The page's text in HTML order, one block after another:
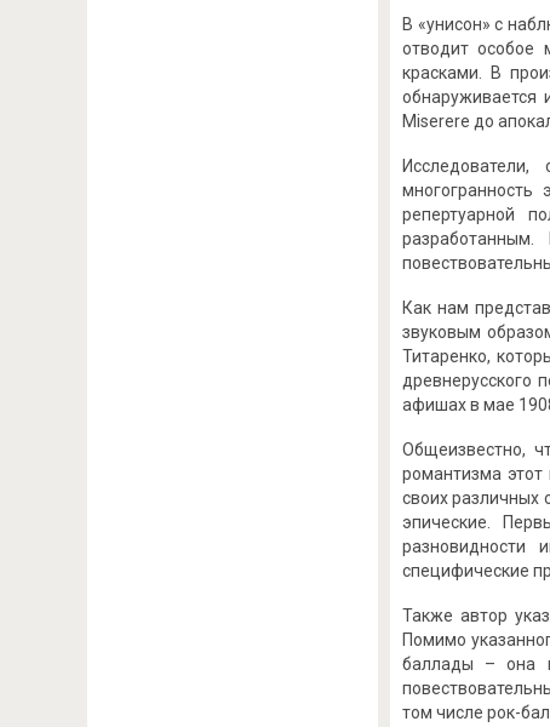
В «унисон» с
отводит особое
красками. В
обнаруживается
Miserere до
многогранность
репертуарной
Как нам
звуковым
Титаренко,
древнерусского
афишах в мае
Общеизвестно,
романтизма
своих различных
эпические.
разновидности
специфические
Также автор
Помимо
баллады – она
том числе рок-